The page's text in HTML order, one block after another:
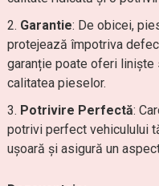
Garantie: De obicei,
protejează împotriva
garanție poate oferi
calitatea pieselor.
Potrivire Perfectă:
potrivi perfect vehiculului
ușoară și asigură un